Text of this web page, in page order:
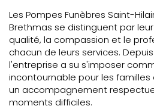
Les Pompes Funèbres Saint-
Brethmas se distinguent par
qualité, la compassion et le
chacun de leurs services. Depuis
l'entreprise a su s'imposer
incontournable pour les
un accompagnement
moments difficiles.